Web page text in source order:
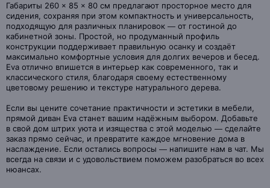
Габариты 260 × 85 × 80 см предлагают просторное место для
сидения, сохраняя при этом компактность и универсальность,
подходящую для различных планировок — от гостиной до
кабинетной зоны. Простой, но продуманный профиль
конструкции поддерживает правильную осанку и создаёт
максимально комфортные условия для долгих вечеров и бесед.
Eva отлично впишется в интерьер как современного, так и
классического стиля, благодаря своему естественному
цветовому решению и текстуре натурального дерева.
Если вы цените сочетание практичности и эстетики в мебели,
прямой диван Eva станет вашим надёжным выбором. Добавьте
в свой дом штрих уюта и изящества с этой моделью — сделайте
заказ прямо сейчас, и превратите каждое мгновение дома в
наслаждение. Если остались вопросы — напишите нам в чат. Мы
всегда на связи и с удовольствием поможем разобраться во всех
нюансах.